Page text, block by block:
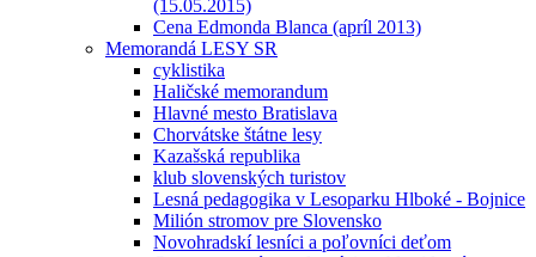
(15.05.2015)
Cena Edmonda Blanca (apríl 2013)
Memorandá LESY SR
cyklistika
Haličské memorandum
Hlavné mesto Bratislava
Chorvátske štátne lesy
Kazašská republika
klub slovenských turistov
Lesná pedagogika v Lesoparku Hlboké - Bojnice
Milión stromov pre Slovensko
Novohradskí lesníci a poľovníci deťom